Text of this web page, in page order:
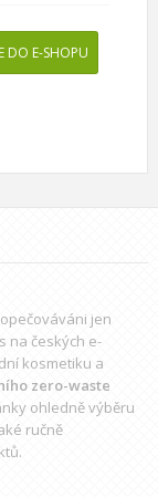
DO E-SHOPU
jen
na českých e-
kosmetiku a
zero-waste
ohledně výběru
ručně